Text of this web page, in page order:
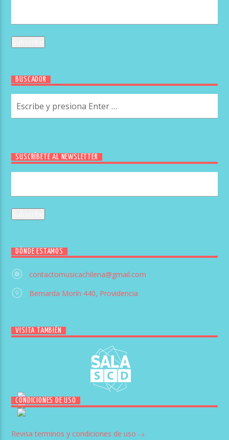
BUSCADOR
SUSCRÍBETE AL NEWSLETTER
DÓNDE ESTAMOS
contactomusicachilena@gmail.com
Bernarda Morín 440, Providencia
VISITA TAMBIÉN
CONDICIONES DE USO
Revisa terminos y condiciones de uso